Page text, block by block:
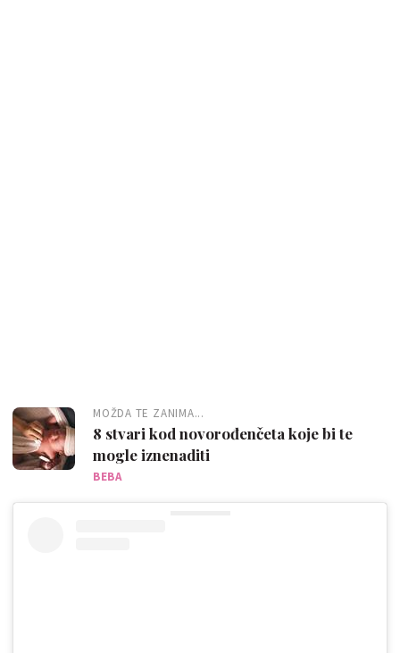
MOŽDA TE ZANIMA...
8 stvari kod novorođenčeta koje bi te
mogle iznenaditi
BEBA